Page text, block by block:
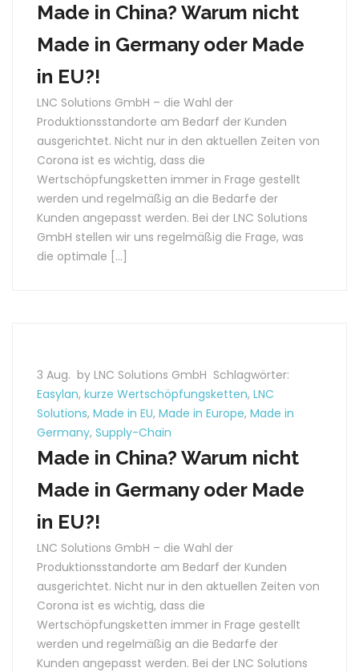
Made in China? Warum nicht
Made in Germany oder Made
in EU?!
LNC Solutions GmbH – die Wahl der
Produktionsstandorte am Bedarf der Kunden
ausgerichtet. Nicht nur in den aktuellen Zeiten von
Corona ist es wichtig, dass die
Wertschöpfungsketten immer in Frage gestellt
werden und regelmäßig an die Bedarfe der
Kunden angepasst werden. Bei der LNC Solutions
GmbH stellen wir uns regelmäßig die Frage, was
die optimale […]
3 Aug. by LNC Solutions GmbH Schlagwörter:
Easylan, kurze Wertschöpfungsketten, LNC
Solutions, Made in EU, Made in Europe, Made in
Germany, Supply-Chain
Made in China? Warum nicht
Made in Germany oder Made
in EU?!
LNC Solutions GmbH – die Wahl der
Produktionsstandorte am Bedarf der Kunden
ausgerichtet. Nicht nur in den aktuellen Zeiten von
Corona ist es wichtig, dass die
Wertschöpfungsketten immer in Frage gestellt
werden und regelmäßig an die Bedarfe der
Kunden angepasst werden. Bei der LNC Solutions